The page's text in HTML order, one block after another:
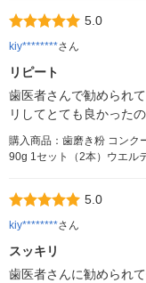
5.0
kiy********さん
リピート
歯医者さんで勧められ
リしてとても良かった
購入商品：歯磨き粉 コンク
90g 1セット（2本）ウエル
5.0
kiy********さん
スッキリ
歯医者さんに勧められ